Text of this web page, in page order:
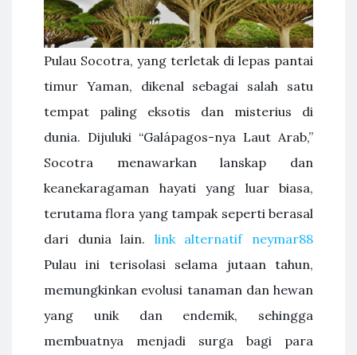
Pulau Socotra, yang terletak di lepas pantai
timur Yaman, dikenal sebagai salah satu
tempat paling eksotis dan misterius di
dunia. Dijuluki “Galápagos-nya Laut Arab,”
Socotra menawarkan lanskap dan
keanekaragaman hayati yang luar biasa,
terutama flora yang tampak seperti berasal
dari dunia lain. link alternatif neymar88
Pulau ini terisolasi selama jutaan tahun,
memungkinkan evolusi tanaman dan hewan
yang unik dan endemik, sehingga
membuatnya menjadi surga bagi para